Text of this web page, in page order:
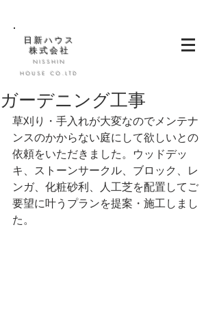
日新ハウス
株式会社
NISSHIN
HOUSE CO.LTD
ガーデニング工事
草刈り・手入れが大変なのでメンテナ
ンスのかからない庭にして欲しいとの
依頼をいただきました。ウッドデッ
キ、ストーンサークル、ブロック、レ
ンガ、化粧砂利、人工芝を配置してご
要望に叶うプランを提案・施工しまし
た。